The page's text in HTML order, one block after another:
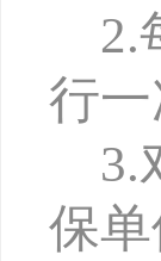
2.
行一
3.
保